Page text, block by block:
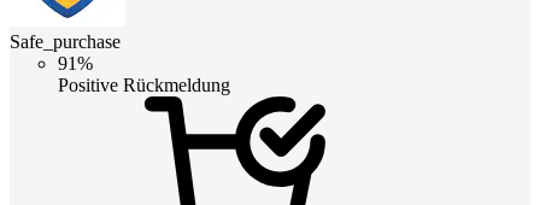
Safe_purchase
91%
Positive Rückmeldung